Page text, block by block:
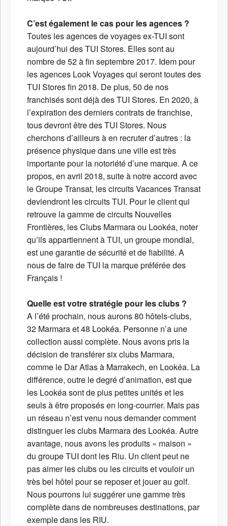
C’est également le cas pour les agences ?
Toutes les agences de voyages ex-TUI sont
aujourd’hui des TUI Stores. Elles sont au
nombre de 52 à fin septembre 2017. Idem pour
les agences Look Voyages qui seront toutes des
TUI Stores fin 2018. De plus, 50 de nos
franchisés sont déjà des TUI Stores. En 2020, à
l’expiration des derniers contrats de franchise,
tous devront être des TUI Stores. Nous
cherchons d’ailleurs à en recruter d’autres : la
présence physique dans une ville est très
importante pour la notoriété d’une marque. A ce
propos, en avril 2018, suite à notre accord avec
le Groupe Transat, les circuits Vacances Transat
deviendront les circuits TUI. Pour le client qui
retrouve la gamme de circuits Nouvelles
Frontières, les Clubs Marmara ou Lookéa, noter
qu’ils appartiennent à TUI, un groupe mondial,
est une garantie de sécurité et de fiabilité. A
nous de faire de TUI la marque préférée des
Français !
Quelle est votre stratégie pour les clubs ?
A l’été prochain, nous aurons 80 hôtels-clubs,
32 Marmara et 48 Lookéa. Personne n’a une
collection aussi complète. Nous avons pris la
décision de transférer six clubs Marmara,
comme le Dar Atlas à Marrakech, en Lookéa. La
différence, outre le degré d’animation, est que
les Lookéa sont de plus petites unités et les
seuls à être proposés en long-courrier. Mais pas
un réseau n’est venu nous demander comment
distinguer les clubs Marmara des Lookéa. Autre
avantage, nous avons les produits « maison »
du groupe TUI dont les Riu. Un client peut ne
pas aimer les clubs ou les circuits et vouloir un
très bel hôtel pour se reposer et jouer au golf.
Nous pourrons lui suggérer une gamme très
complète dans de nombreuses destinations, par
exemple dans les RIU.